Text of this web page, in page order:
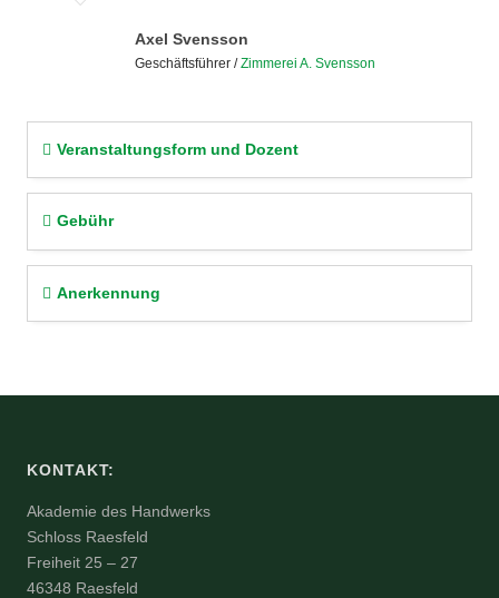
Axel Svensson
Geschäftsführer /Zimmerei A. Svensson
Veranstaltungsform und Dozent
Gebühr
Anerkennung
KONTAKT:
Akademie des Handwerks
Schloss Raesfeld
Freiheit 25 – 27
46348 Raesfeld